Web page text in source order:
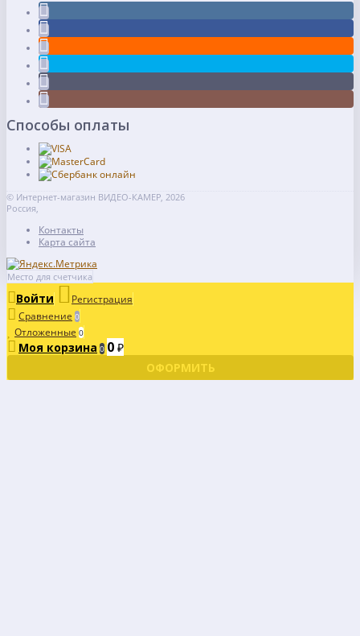
Способы оплаты
© Интернет-магазин ВИДЕО-КАМЕР, 2026
Россия,
Контакты
Карта сайта
Место для счетчика
Войти
Регистрация
Сравнение 0
Отложенные 0
Моя корзина 0 0 ₽
ОФОРМИТЬ